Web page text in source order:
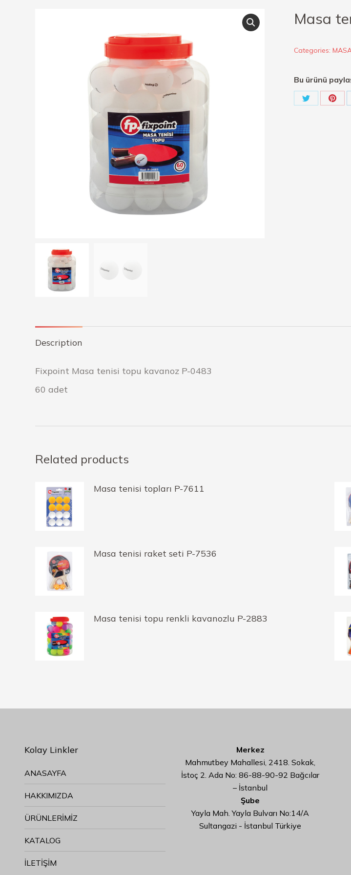
Masa
Categories:
Bu ürünü
Description
Fixpoint Masa tenisi topu kavanoz P-0483
60 adet
Related products
Masa tenisi topları P-7611
Masa tenisi raket seti P-7536
Masa tenisi topu renkli kavanozlu P-2883
Kolay Linkler
ANASAYFA
HAKKIMIZDA
ÜRÜNLERİMİZ
KATALOG
İLETİŞİM
Merkez
Mahmutbey Mahallesi, 2418. Sokak,
İstoç 2. Ada No: 86-88-90-92 Bağcılar
– İstanbul
Şube
Yayla Mah. Yayla Bulvarı No:14/A
Sultangazi - İstanbul Türkiye